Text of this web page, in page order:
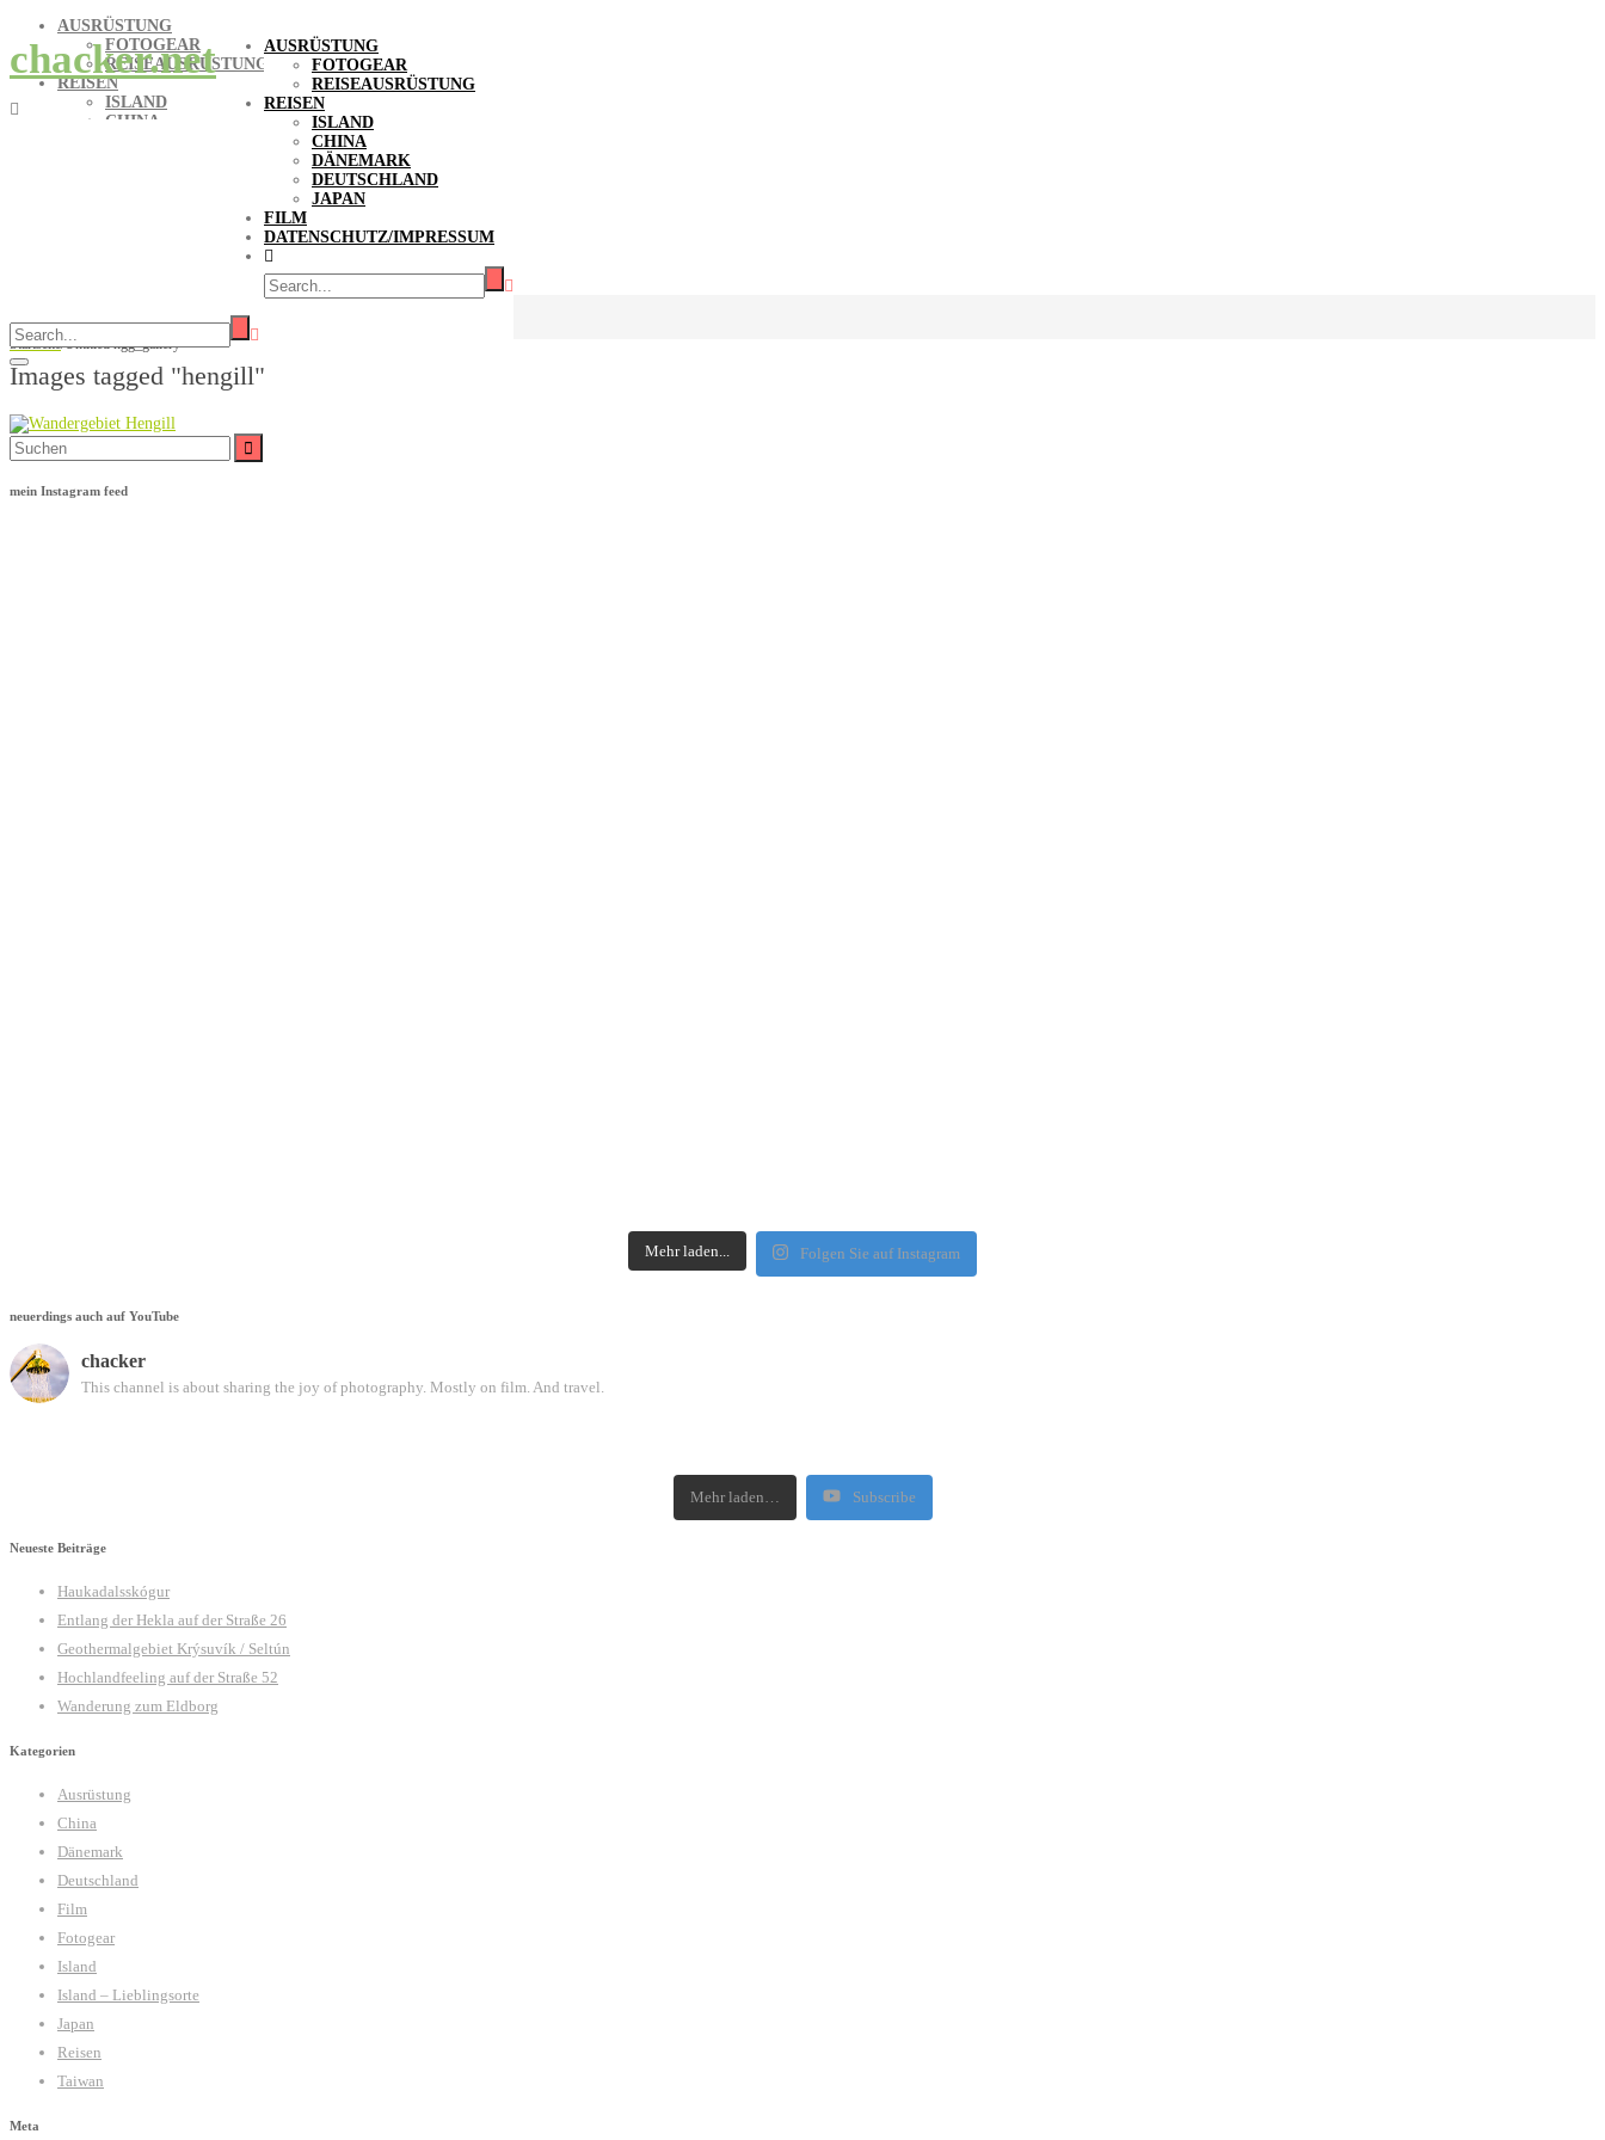
chacker.net
AUSRÜSTUNG
FOTOGEAR
REISEAUSRÜSTUNG
REISEN
ISLAND
CHINA
DÄNEMARK
DEUTSCHLAND
JAPAN
FILM
DATENSCHUTZ/IMPRESSUM
AUSRÜSTUNG
FOTOGEAR
REISEAUSRÜSTUNG
REISEN
ISLAND
CHINA
DATENSCHUTZ/IMPRESSUM
Startseite/Untitled ngg_gallery
Images tagged "hengill"
Suche
mein Instagram feed
Mehr laden... Folgen Sie auf Instagram
neuerdings auch auf YouTube
chacker
This channel is about sharing the joy of photography. Mostly on film. And travel.
Mehr laden… Subscribe
Neueste Beiträge
Haukadalsskógur
Entlang der Hekla auf der Straße 26
Geothermalgebiet Krýsuvík / Seltún
Hochlandfeeling auf der Straße 52
Wanderung zum Eldborg
Kategorien
Ausrüstung
China
Dänemark
Deutschland
Film
Fotogear
Island
Island – Lieblingsorte
Japan
Reisen
Taiwan
Meta